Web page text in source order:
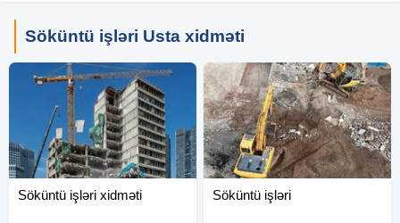
#zıbıldasinmasi#sokuntudasiyanmasin#yukmasini#yukdasiyan
masin#sokuntulerinatilmasi #ZibilDaşınması #ZibilXidməti
#zıbıl #zıbıldasinmasi #tullantılarındasınması
#tullantidasinmasi #tullantıdaşınması #tullantı #zibil
#tullantılar #zibilatılması #zibiltullanması #zibilatilmasi
#zibillər #hərnövzibillər #hərnövtullantı #hernovtullanti
#hernovzibiller #zibillerinatilmasi #zibillerintullanmasi
Söküntü işləri Usta xidməti
Söküntü işləri xidməti Söküntü işləri